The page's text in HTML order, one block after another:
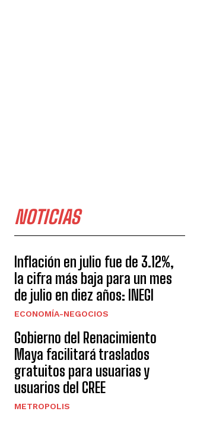
NOTICIAS
Inflación en julio fue de 3.12%,
la cifra más baja para un mes
de julio en diez años: INEGI
ECONOMÍA-NEGOCIOS
Gobierno del Renacimiento
Maya facilitará traslados
gratuitos para usuarias y
usuarios del CREE
METROPOLIS